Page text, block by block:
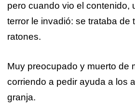
pero cuando vio el contenido,
terror le invadió: se trataba de
ratones.
Muy preocupado y muerto de
corriendo a pedir ayuda a los
granja.